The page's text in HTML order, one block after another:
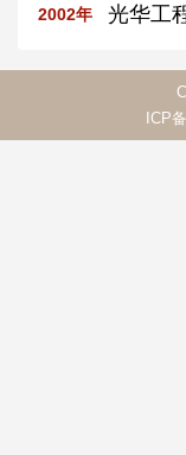
2002年 光华工
ICP